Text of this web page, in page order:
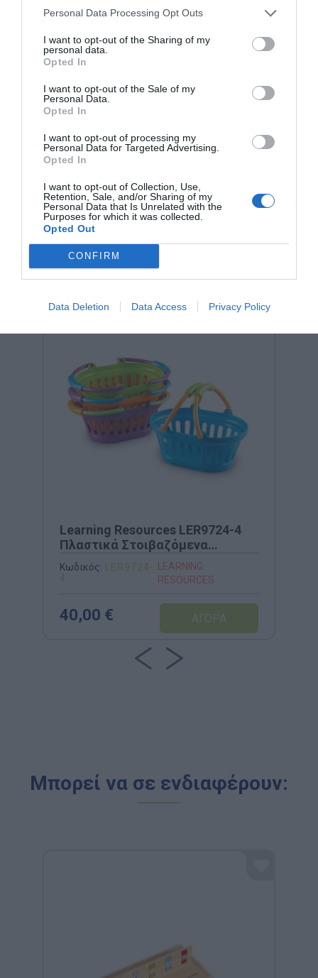
Personal Data Processing Opt Outs
I want to opt-out of the Sharing of my
personal data.
Opted In
I want to opt-out of the Sale of my
Personal Data.
Opted In
I want to opt-out of processing my
Personal Data for Targeted Advertising.
Opted In
I want to opt-out of Collection, Use,
Retention, Sale, and/or Sharing of my
Personal Data that Is Unrelated with the
Purposes for which it was collected.
Opted Out
CONFIRM
Data Deletion Data Access Privacy Policy
έργο των επαγγελματιών που διαμορφώνουν τις
Για τη Miniland, το μέλλον ξεκινά σήμερα,
δημιουργώντας έναν κόσμο δίκαιο και ανοιχτό για
όλους, όπου κάθε άτομο έχει τη δυνατότητα να
Σχετικά προϊόντα
Learning Resources LER9724-4
Πλαστικά Στοιβαζόμενα
Καλαθάκια - Σετ 4 Τεμαχίων
Κωδικός: LER9724-
4
LEARNING
RESOURCES
40,00 €
Μπορεί να σε ενδιαφέρουν: